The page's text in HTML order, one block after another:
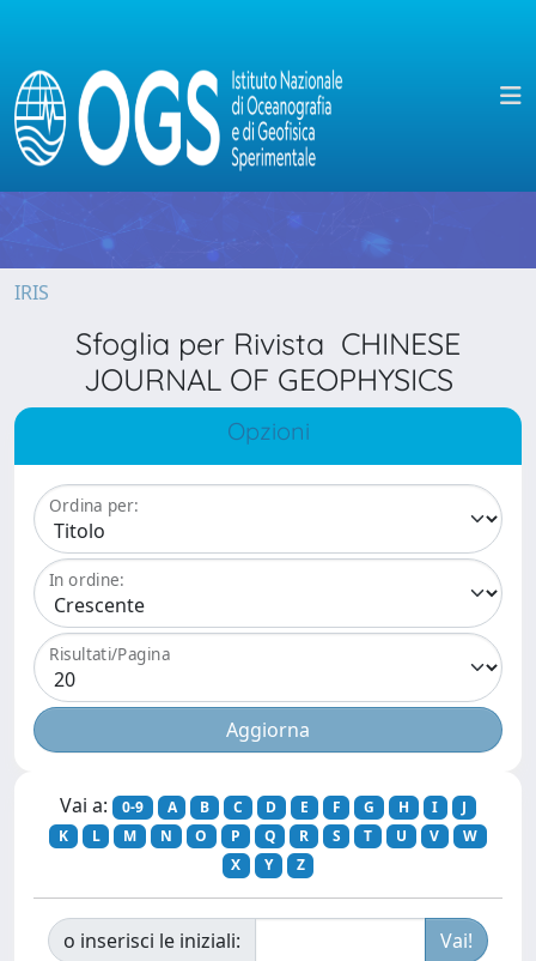
IRIS
Sfoglia per Rivista CHINESE
JOURNAL OF GEOPHYSICS
Opzioni
Ordina per:
In ordine:
Risultati/Pagina
Vai a: 0-9 A B C D E F G H I
J
K
L M N O P Q R S T U V
W
X
Y Z
o inserisci le iniziali: